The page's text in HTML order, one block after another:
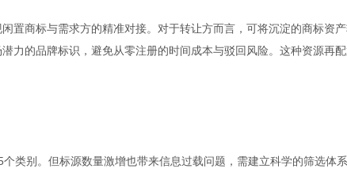
置商标与需求方的精准对接。对于转让方而言，可将沉淀的商标资
力的品牌标识，避免从零注册的时间成本与驳回风险。这种资源再
类别。但标源数量激增也带来信息过载问题，需建立科学的筛选体